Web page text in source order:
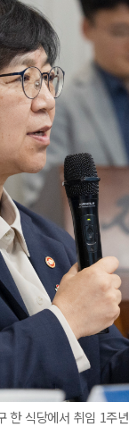
한 식당에서 취임 1주